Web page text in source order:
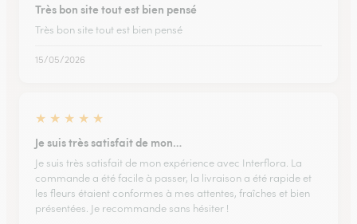
Très bon site tout est bien pensé
Très bon site tout est bien pensé
15/05/2026
★ ★ ★ ★ ★
Je suis très satisfait de mon…
Je suis très satisfait de mon expérience avec Interflora. La
commande a été facile à passer, la livraison a été rapide et
les fleurs étaient conformes à mes attentes, fraîches et bien
présentées. Je recommande sans hésiter !